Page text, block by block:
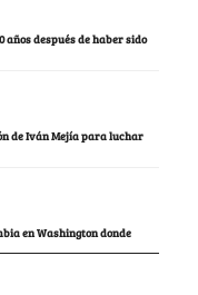
después de haber sido
de Iván Mejía para luchar
en Washington donde